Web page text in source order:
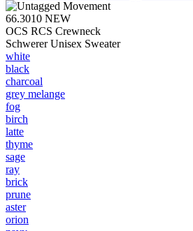
66.3010 NEW
OCS RCS Crewneck
Schwerer Unisex Sweater
white
black
charcoal
grey melange
fog
birch
latte
thyme
sage
ray
brick
prune
aster
orion